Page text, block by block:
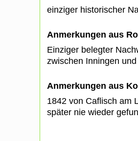
einziger historischer
Anmerkungen aus
Einziger belegter
zwischen Inningen
Anmerkungen aus
1842 von Caflisch am
später nie wieder